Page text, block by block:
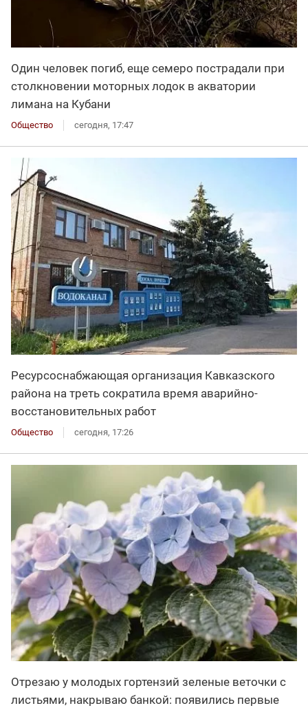
Один человек погиб, еще семеро пострадали при
столкновении моторных лодок в акватории
лимана на Кубани
Общество сегодня, 17:47
Ресурсоснабжающая организация Кавказского
района на треть сократила время аварийно-
восстановительных работ
Общество сегодня, 17:26
Отрезаю у молодых гортензий зеленые веточки с
листьями, накрываю банкой: появились первые